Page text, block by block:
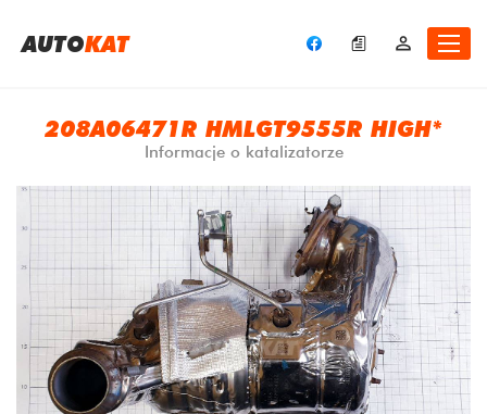
AUTOKAT
208A06471R HMLGT9555R HIGH*
Informacje o katalizatorze